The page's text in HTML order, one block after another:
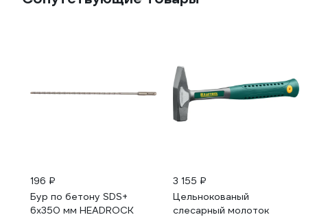
196 ₽
Бур по бетону SDS+
6x350 мм HEADROCK
3 155 ₽
Цельнокованый
слесарный молоток